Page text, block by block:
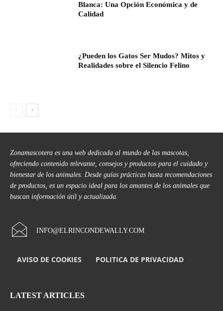
Blanca: Una Opción Económica y de
Calidad
¿Pueden los Gatos Ser Mudos? Mitos y
Realidades sobre el Silencio Felino
Zonamascotera es una web dedicada al mundo de las mascotas,
ofreciendo contenido relevante, consejos y productos para el cuidado y
bienestar de los animales. Desde guías prácticas hasta recomendaciones
de productos, es un espacio ideal para los amantes de los animales que
buscan información útil y actualizada.
INFO@ELRINCONDEWALLY.COM
AVISO DE COOKIES POLITICA DE PRIVACIDAD
LATEST ARTICLES